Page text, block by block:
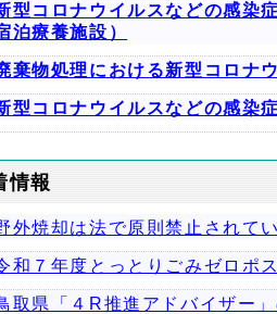
型コロナウイルスなどの感染
泊療養施設）
棄物処理における新型コロナ
型コロナウイルスなどの感染
情報
外焼却は法で原則禁止されて
和７年度とっとりごみゼロポ
取県「４R推進アドバイザー